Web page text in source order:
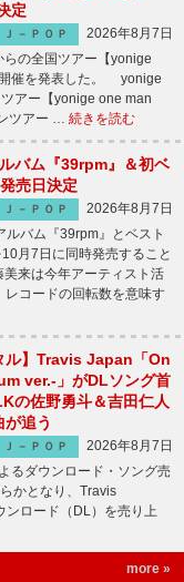
定
Ｊ－ＰＯＰ
2026年8月7日
の全国ツアー【yonige
催を発表した。 yonige
アー【yonige one man
ツアー … 続きを読む
バム『39rpm』＆初ベ
売日決定
Ｊ－ＰＯＰ
2026年8月7日
バム『39rpm』とベスト
月7日に同時発売すること
来は今年アーティスト活
コードの回転数を意味す
ル】Travis Japan「On
ver.-」がDLソング首
佐野勇斗＆吉田仁人
追う
Ｊ－ＰＯＰ
2026年8月7日
るダウンロード・ソング売
かとなり、Travis
ロード（DL）を売り上
more »